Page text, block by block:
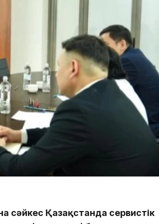
сәйкес Қазақстанда сервистік